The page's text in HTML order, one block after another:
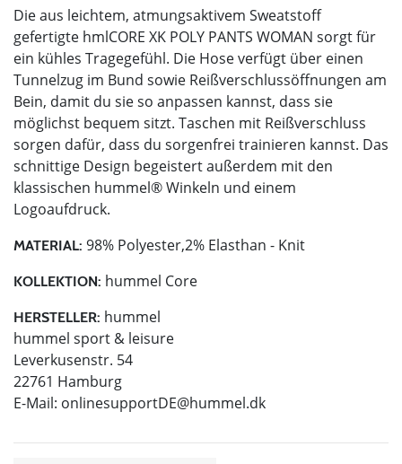
Die aus leichtem, atmungsaktivem Sweatstoff
gefertigte hmlCORE XK POLY PANTS WOMAN sorgt für
ein kühles Tragegefühl. Die Hose verfügt über einen
Tunnelzug im Bund sowie Reißverschlussöffnungen am
Bein, damit du sie so anpassen kannst, dass sie
möglichst bequem sitzt. Taschen mit Reißverschluss
sorgen dafür, dass du sorgenfrei trainieren kannst. Das
schnittige Design begeistert außerdem mit den
klassischen hummel® Winkeln und einem
Logoaufdruck.
MATERIAL: 98% Polyester,2% Elasthan - Knit
KOLLEKTION: hummel Core
HERSTELLER: hummel
hummel sport & leisure
Leverkusenstr. 54
22761 Hamburg
E-Mail: onlinesupportDE@hummel.dk